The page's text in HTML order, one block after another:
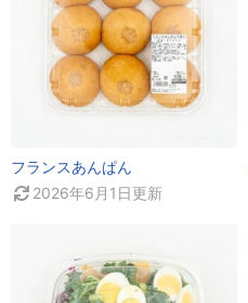
フランスあんぱん
2026年6月1日更新